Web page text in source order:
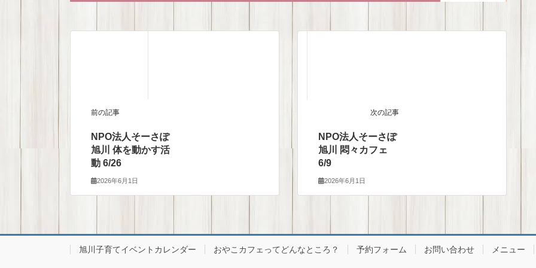
前の記事
NPO法人そーさぽ
旭川 体を動かす活
動 6/26
2026年6月1日
次の記事
NPO法人そーさぽ
旭川 悶々カフェ
6/9
2026年6月1日
旭川子育てイベントカレンダー おやこカフェってどんなところ？ 予約フォーム お問い合わせ メニュー